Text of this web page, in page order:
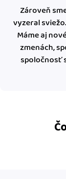
Zároveň
vyzeral
Máme aj
zmenách,
spoločnosť